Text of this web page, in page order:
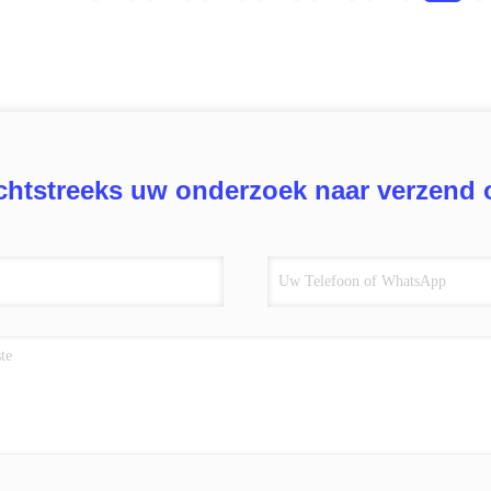
uw onderzoek naar verzend